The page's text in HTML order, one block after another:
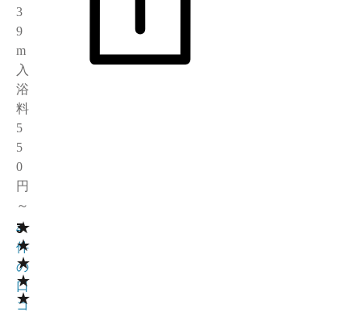
3
9
m
入
浴
料
5
5
0
円
～
★
★
★
★
★
3
4
件
の
口
コ